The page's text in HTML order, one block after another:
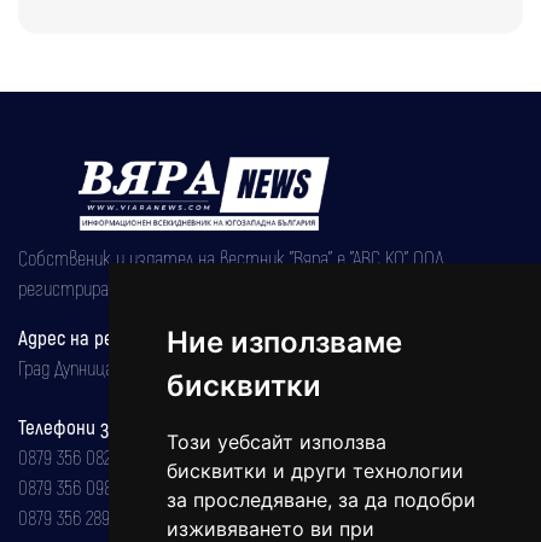
Ние използваме
бисквитки
Този уебсайт използва
бисквитки и други технологии
за проследяване, за да подобри
изживяването ви при
Собственик и издател на вестник "Вяра" е "АВС КО" ООД,
регистрирана на 08.05.2002 година.
Адрес на редакцията
Град Дупница, ул.''Христо Ботев" 43
Телефони за реклама и абонаменти
0879 356 082
0879 356 098
0879 356 289